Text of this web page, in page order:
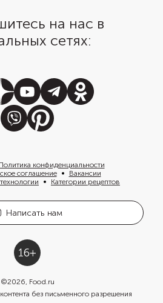
на нас в
сетях:
конфиденциальности
соглашение
Вакансии
Категории рецептов
Написать нам
©2026, Food.ru
без письменного разрешения